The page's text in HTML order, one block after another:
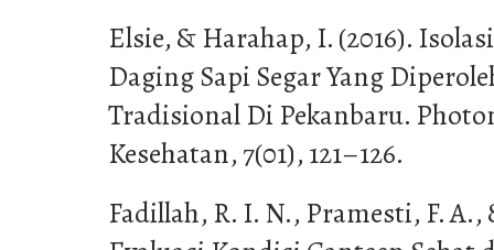
Elsie, & Harahap, I. (2016).
Daging Sapi Segar Yang
Tradisional Di Pekanbaru.
Kesehatan, 7(01), 121–126.
Fadillah, R. I. N., Pramesti, F. A.,